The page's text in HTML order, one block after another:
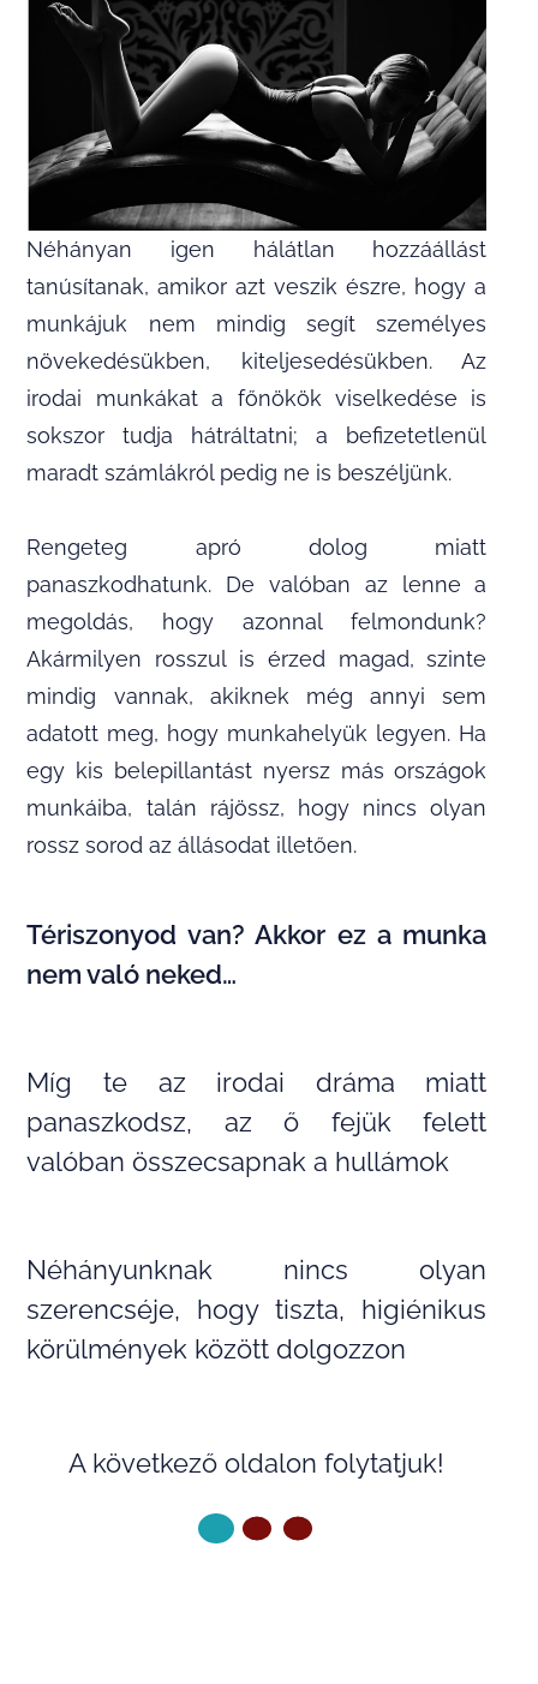
Néhányan igen hálátlan hozzáállást
tanúsítanak, amikor azt veszik észre, hogy a
munkájuk nem mindig segít személyes
növekedésükben, kiteljesedésükben. Az
irodai munkákat a főnökök viselkedése is
sokszor tudja hátráltatni; a befizetetlenül
maradt számlákról pedig ne is beszéljünk.
Rengeteg apró dolog miatt
panaszkodhatunk. De valóban az lenne a
megoldás, hogy azonnal felmondunk?
Akármilyen rosszul is érzed magad, szinte
mindig vannak, akiknek még annyi sem
adatott meg, hogy munkahelyük legyen. Ha
egy kis belepillantást nyersz más országok
munkáiba, talán rájössz, hogy nincs olyan
rossz sorod az állásodat illetően.
Tériszonyod van? Akkor ez a munka
nem való neked…
Míg te az irodai dráma miatt
panaszkodsz, az ő fejük felett
valóban összecsapnak a hullámok
Néhányunknak nincs olyan
szerencséje, hogy tiszta, higiénikus
körülmények között dolgozzon
A következő oldalon folytatjuk!